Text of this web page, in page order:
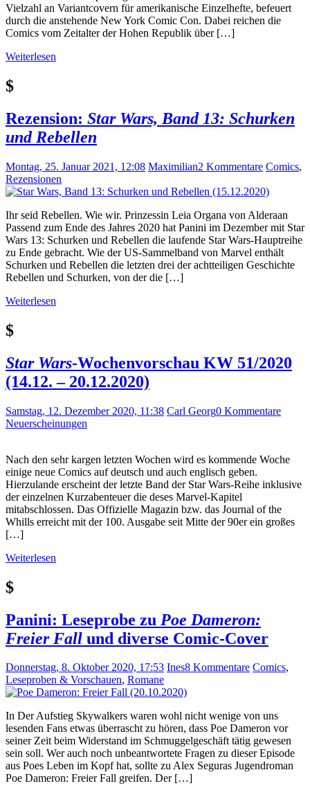
Vielzahl an Variantcovern für amerikanische Einzelhefte, befeuert
durch die anstehende New York Comic Con. Dabei reichen die
Comics vom Zeitalter der Hohen Republik über […]
Weiterlesen
$
Rezension: Star Wars, Band 13: Schurken
und Rebellen
Montag, 25. Januar 2021, 12:08 Maximilian2 Kommentare Comics,
Rezensionen
Ihr seid Rebellen. Wie wir. Prinzessin Leia Organa von Alderaan
Passend zum Ende des Jahres 2020 hat Panini im Dezember mit Star
Wars 13: Schurken und Rebellen die laufende Star Wars-Hauptreihe
zu Ende gebracht. Wie der US-Sammelband von Marvel enthält
Schurken und Rebellen die letzten drei der achtteiligen Geschichte
Rebellen und Schurken, von der die […]
Weiterlesen
$
Star Wars-Wochenvorschau KW 51/2020
(14.12. – 20.12.2020)
Samstag, 12. Dezember 2020, 11:38 Carl Georg0 Kommentare
Neuerscheinungen
Nach den sehr kargen letzten Wochen wird es kommende Woche
einige neue Comics auf deutsch und auch englisch geben.
Hierzulande erscheint der letzte Band der Star Wars-Reihe inklusive
der einzelnen Kurzabenteuer die deses Marvel-Kapitel
mitabschlossen. Das Offizielle Magazin bzw. das Journal of the
Whills erreicht mit der 100. Ausgabe seit Mitte der 90er ein großes
[…]
Weiterlesen
$
Panini: Leseprobe zu Poe Dameron:
Freier Fall und diverse Comic-Cover
Donnerstag, 8. Oktober 2020, 17:53 Ines8 Kommentare Comics,
Leseproben & Vorschauen, Romane
In Der Aufstieg Skywalkers waren wohl nicht wenige von uns
lesenden Fans etwas überrascht zu hören, dass Poe Dameron vor
seiner Zeit beim Widerstand im Schmuggelgeschäft tätig gewesen
sein soll. Wer auch noch unbeantwortete Fragen zu dieser Episode
aus Poes Leben im Kopf hat, sollte zu Alex Seguras Jugendroman
Poe Dameron: Freier Fall greifen. Der […]